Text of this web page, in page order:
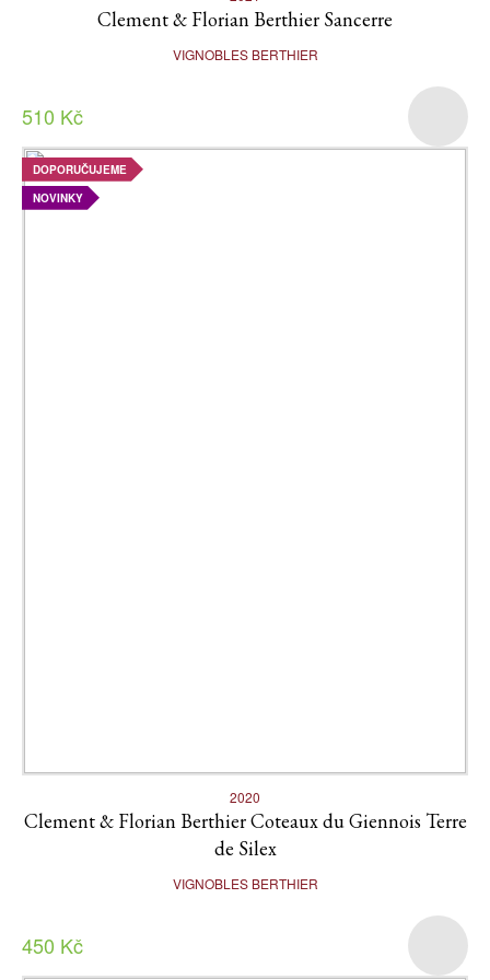
Clement & Florian Berthier Sancerre
VIGNOBLES BERTHIER
510 Kč
DOPORUČUJEME
NOVINKY
2020
Clement & Florian Berthier Coteaux du Giennois Terre
de Silex
VIGNOBLES BERTHIER
450 Kč